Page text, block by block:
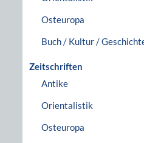
Osteuropa
Buch / Kultur /
Zeitschriften
Antike
Orientalistik
Osteuropa